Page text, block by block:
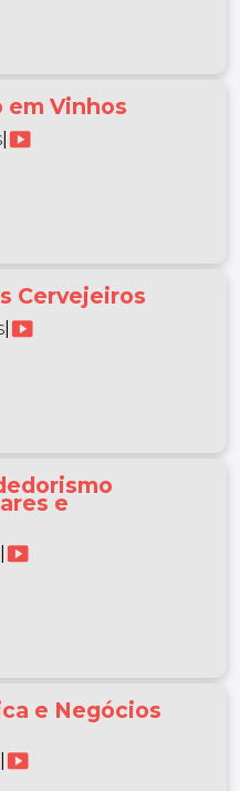
em Vinhos
smart_display
Cervejeiros
smart_display
e
smart_display
e Negócios
smart_display